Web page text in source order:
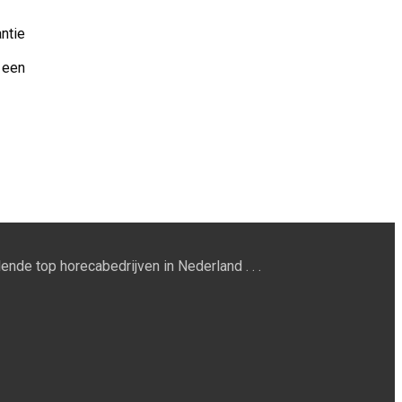
top horecabedrijven in Nederland . . .